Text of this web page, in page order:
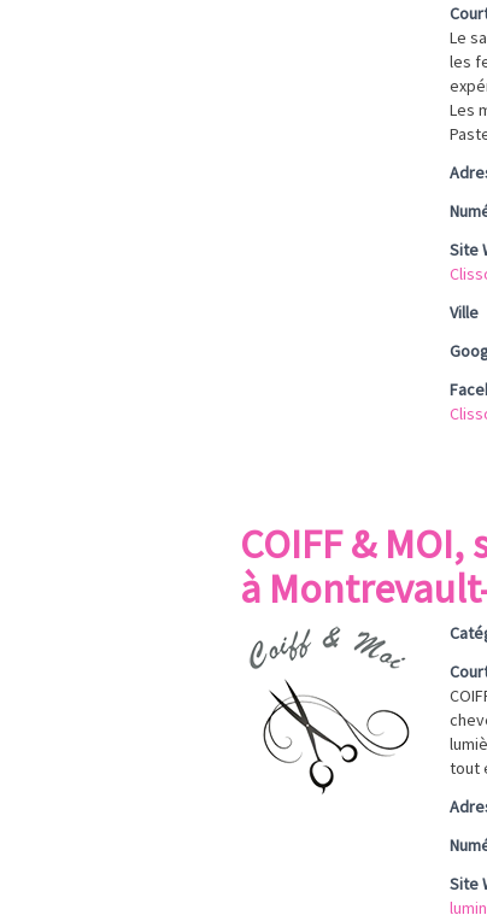
Le
les
Les
Site
Ville
COIFF &
à
tout
Site